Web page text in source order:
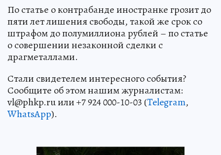
По статье о контрабанде иностранке грозит до
пяти лет лишения свободы, такой же срок со
штрафом до полумиллиона рублей – по статье
о совершении незаконной сделки с
драгметаллами.
Стали свидетелем интересного события?
Сообщите об этом нашим журналистам:
vl@phkp.ru или +7 924 000-10-03 (Telegram,
WhatsApp).